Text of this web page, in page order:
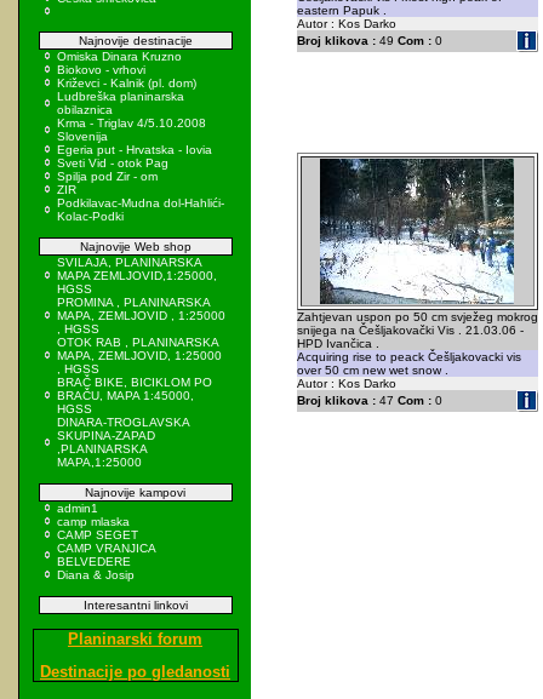
Najnovije destinacije
Omiska Dinara Kruzno
Biokovo - vrhovi
Križevci - Kalnik (pl. dom)
Ludbreška planinarska
obilaznica
Krma - Triglav 4/5.10.2008
Slovenija
Egeria put - Hrvatska - Iovia
Sveti Vid - otok Pag
Spilja pod Zir - om
ZIR
Podkilavac-Mudna dol-Hahlići-
Kolac-Podki
Najnovije Web shop
SVILAJA, PLANINARSKA
MAPA ZEMLJOVID,1:25000,
HGSS
PROMINA , PLANINARSKA
MAPA, ZEMLJOVID , 1:25000
, HGSS
OTOK RAB , PLANINARSKA
MAPA, ZEMLJOVID, 1:25000
, HGSS
BRAČ BIKE, BICIKLOM PO
BRAČU, MAPA 1:45000,
HGSS
DINARA-TROGLAVSKA
SKUPINA-ZAPAD
,PLANINARSKA
MAPA,1:25000
Najnovije kampovi
admin1
camp mlaska
CAMP SEGET
CAMP VRANJICA
BELVEDERE
Diana & Josip
Interesantni linkovi
Planinarski forum
Destinacije po gledanosti
eastern Papuk .
Autor : Kos Darko
Broj klikova :49 Com :0
Zahtjevan uspon po 50 cm svježeg mokrog
snijega na Češljakovački Vis . 21.03.06 -
HPD Ivančica .
Acquiring rise to peack Češljakovacki vis
over 50 cm new wet snow .
Autor : Kos Darko
Broj klikova :47 Com :0